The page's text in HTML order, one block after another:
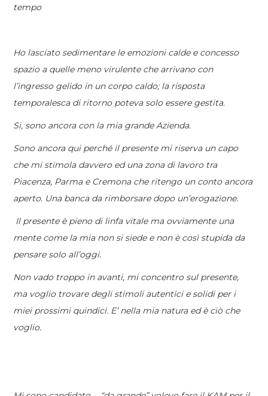
tempo
Ho lasciato sedimentare le emozioni calde e concesso
spazio a quelle meno virulente che arrivano con
l’ingresso gelido in un corpo caldo; la risposta
temporalesca di ritorno poteva solo essere gestita.
Si, sono ancora con la mia grande Azienda.
Sono ancora qui perché il presente mi riserva un capo
che mi stimola davvero ed una zona di lavoro tra
Piacenza, Parma e Cremona che ritengo un conto ancora
aperto. Una banca da rimborsare dopo un’erogazione.
Il presente è pieno di linfa vitale ma ovviamente una
mente come la mia non si siede e non è così stupida da
pensare solo all’oggi.
Non vado troppo in avanti, mi concentro sul presente,
ma voglio trovare degli stimoli autentici e solidi per i
miei prossimi quindici. E’ nella mia natura ed è ciò che
voglio.